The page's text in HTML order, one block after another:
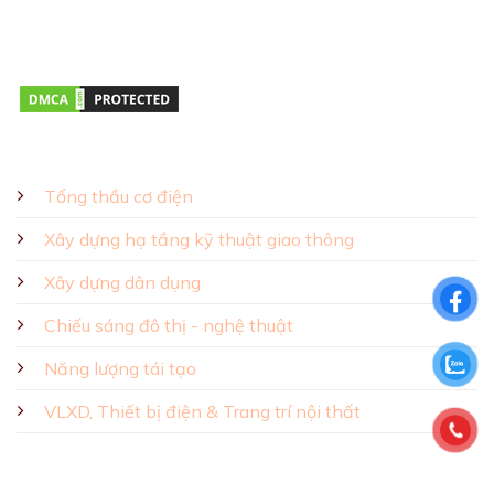
Tổng thầu cơ điện
Xây dựng hạ tầng kỹ thuật giao thông
Xây dựng dân dụng
Chiếu sáng đô thị - nghệ thuật
Năng lượng tái tạo
VLXD, Thiết bị điện & Trang trí nội thất